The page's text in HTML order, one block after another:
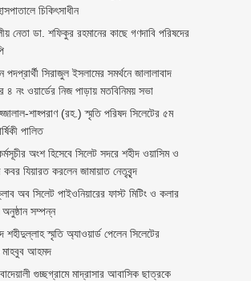
চিকিৎসাধীন
নেতা ডা. শফিকুর রহমানের কাছে গণদাবি পরিষদের
পদপ্রার্থী সিরাজুল ইসলামের সমর্থনে জালালাবাদ
৪ নং ওয়ার্ডের নিজ পাড়ায় মতবিনিময় সভা
শাহ্পরাণ (রহ.) স্মৃতি পরিষদ সিলেটের ৫ম
পালিত
অংশ হিসেবে সিলেট সদরে শহীদ ওয়াসিম ও
যিয়ারত করলেন জামায়াত নেতৃবৃন্দ
অব সিলেট পাইওনিয়ারের ফাস্ট মিটিং ও কলার
অনুষ্ঠান সম্পন্ন
শহীদুল্লাহ স্মৃতি অ্যাওয়ার্ড পেলেন সিলেটের
মাহবুব আহমদ
গুচ্ছগ্রামে মাদ্রাসার আবাসিক ছাত্রকে